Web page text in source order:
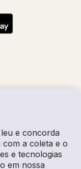
e concorda
a coleta e o
e tecnologias
em nossa